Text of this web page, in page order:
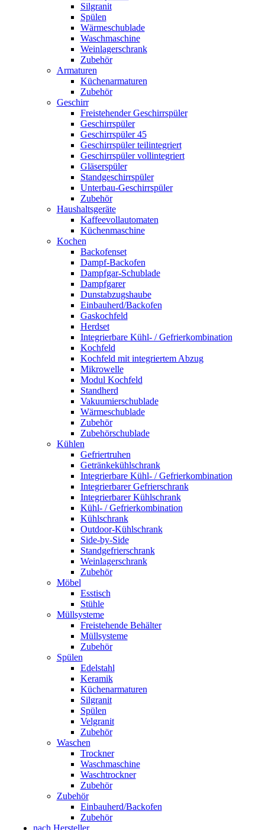
Silgranit
Spülen
Wärmeschublade
Waschmaschine
Weinlagerschrank
Zubehör
Armaturen
Küchenarmaturen
Zubehör
Geschirr
Freistehender Geschirrspüler
Geschirrspüler
Geschirrspüler 45
Geschirrspüler teilintegriert
Geschirrspüler vollintegriert
Gläserspüler
Standgeschirrspüler
Unterbau-Geschirrspüler
Zubehör
Haushaltsgeräte
Kaffeevollautomaten
Küchenmaschine
Kochen
Backofenset
Dampf-Backofen
Dampfgar-Schublade
Dampfgarer
Dunstabzugshaube
Einbauherd/Backofen
Gaskochfeld
Herdset
Integrierbare Kühl- / Gefrierkombination
Kochfeld
Kochfeld mit integriertem Abzug
Mikrowelle
Modul Kochfeld
Standherd
Vakuumierschublade
Wärmeschublade
Zubehör
Zubehörschublade
Kühlen
Gefriertruhen
Getränkekühlschrank
Integrierbare Kühl- / Gefrierkombination
Integrierbarer Gefrierschrank
Integrierbarer Kühlschrank
Kühl- / Gefrierkombination
Kühlschrank
Outdoor-Kühlschrank
Side-by-Side
Standgefrierschrank
Weinlagerschrank
Zubehör
Möbel
Esstisch
Stühle
Müllsysteme
Freistehende Behälter
Müllsysteme
Zubehör
Spülen
Edelstahl
Keramik
Küchenarmaturen
Silgranit
Spülen
Velgranit
Zubehör
Waschen
Trockner
Waschmaschine
Waschtrockner
Zubehör
Zubehör
Einbauherd/Backofen
Zubehör
nach Hersteller